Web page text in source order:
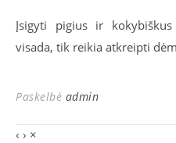
Įsigyti pigius ir
visada, tik reikia atkreipti
Paskelbė admin
‹ › ×